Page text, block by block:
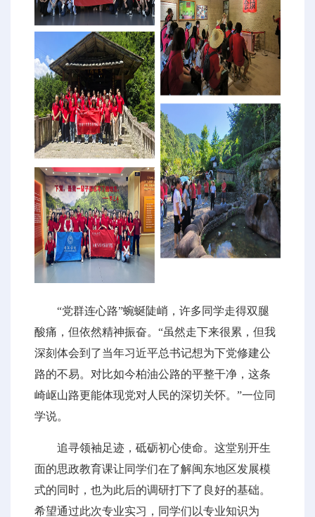
“党群连心路”蜿蜒陡峭，许多同学走得双腿
酸痛，但依然精神振奋。“虽然走下来很累，但我
深刻体会到了当年习近平总书记想为下党修建公
路的不易。对比如今柏油公路的平整干净，这条
崎岖山路更能体现党对人民的深切关怀。”一位同
学说。
追寻领袖足迹，砥砺初心使命。这堂别开生
面的思政教育课让同学们在了解闽东地区发展模
式的同时，也为此后的调研打下了良好的基础。
希望通过此次专业实习，同学们以专业知识为